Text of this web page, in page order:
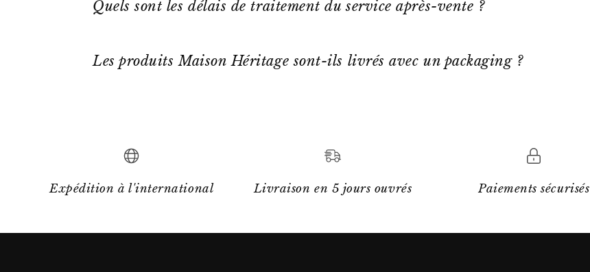
Quels sont les délais de traitement du service après-vente ?
Les produits Maison Héritage sont-ils livrés avec un packaging ?
Expédition à l'international Livraison en 5 jours ouvrés Paiements sécurisés